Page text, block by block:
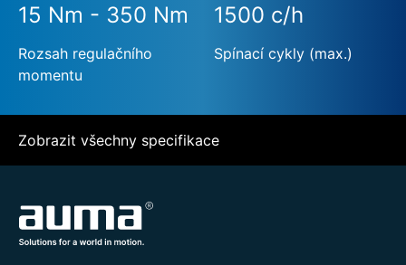
15 Nm - 350 Nm
Rozsah regulačního
momentu
1500 c/h
Spínací cykly (max.)
Zobrazit všechny specifikace